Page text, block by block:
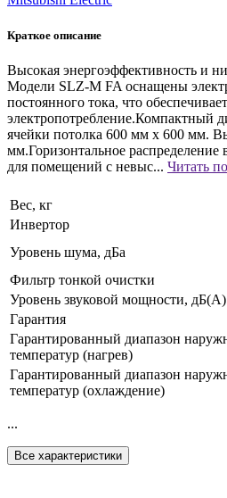
Краткое описание
Высокая энергоэффективность и
Модели SLZ-M FA оснащены
постоянного тока, что
электропотребление.Компактный
ячейки потолка 600 мм x 600 мм.
мм.Горизонтальное раcпределение
для помещений с невыс... Читать
Вес, кг
Инвертор
Уровень шума, дБа
Фильтр тонкой очистки
Уровень звуковой мощности, дБ(А)
Гарантия
Гарантированный диапазон
температур (нагрев)
Гарантированный диапазон
температур (охлаждение)
...
Все характеристики